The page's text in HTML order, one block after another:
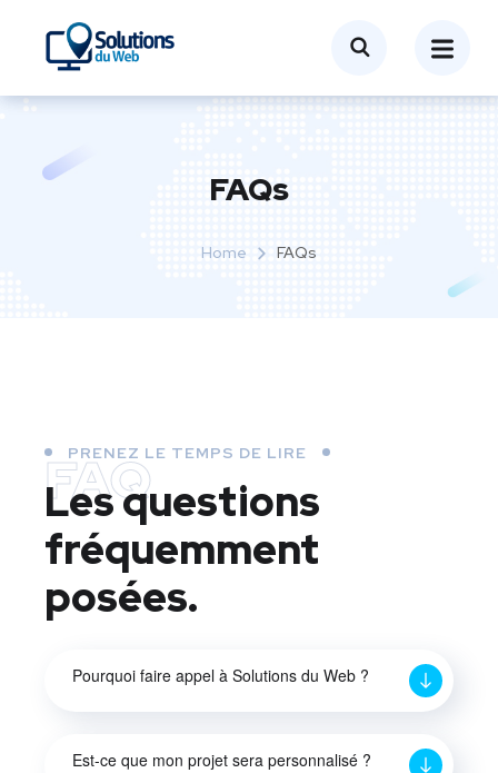
FAQs
Home FAQs
FAQ
PRENEZ LE TEMPS DE LIRE
Les questions
fréquemment
posées.
Pourquoi faire appel à Solutions du Web ?
Est-ce que mon projet sera personnalisé ?